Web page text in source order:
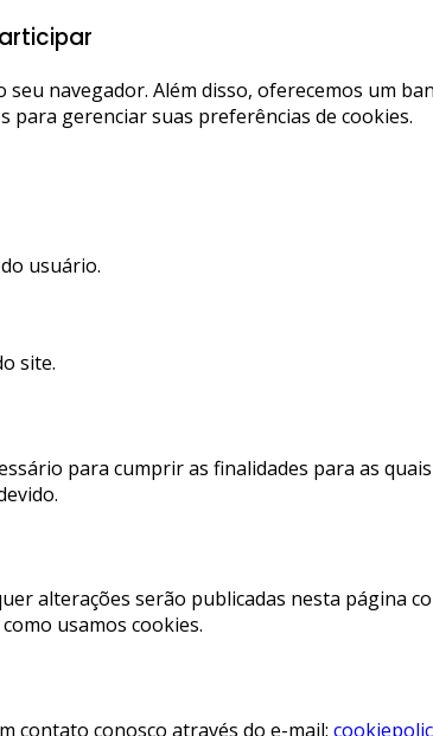
navegador. Além disso, oferecemos um
para gerenciar suas preferências de cookies.
usuário.
site.
para cumprir as finalidades para as
alterações serão publicadas nesta página
usamos cookies.
contato conosco através do e-mail: